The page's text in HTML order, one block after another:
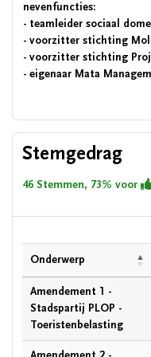
nevenfuncties:
- teamleider sociaal
- voorzitter stichting
- voorzitter stichting
- eigenaar Mata
Stemgedrag
46 Stemmen, 73% voor
Onderwerp
Amendement 1 -
Stadspartij PLOP -
Toeristenbelasting